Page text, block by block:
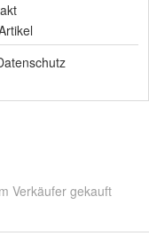
Verkäufer gekauft